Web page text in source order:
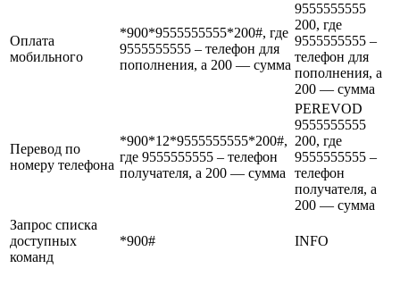
Оплата
мобильного
*900*9555555555*200#, где
9555555555 – телефон для
пополнения, а 200 — сумма
9555555555
200, где
9555555555 –
телефон для
пополнения, а
200 — сумма
Перевод по
номеру телефона
*900*12*9555555555*200#,
где 9555555555 – телефон
получателя, а 200 — сумма
PEREVOD
9555555555
200, где
9555555555 –
телефон
получателя, а
200 — сумма
Запрос списка
доступных
команд
*900# INFO